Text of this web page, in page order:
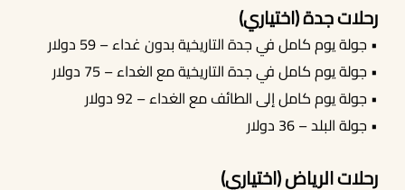
رحلات جدة (اختياري)
• جولة يوم كامل في جدة التاريخية بدون غداء – 59 دولار
• جولة يوم كامل في جدة التاريخية مع الغداء – 75 دولار
• جولة يوم كامل إلى الطائف مع الغداء – 92 دولار
• جولة البلد – 36 دولار
رحلات الرياض (اختياري)